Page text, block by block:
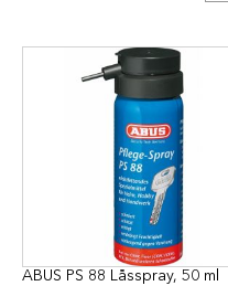
ABUS PS 88 Låsspray, 50 ml